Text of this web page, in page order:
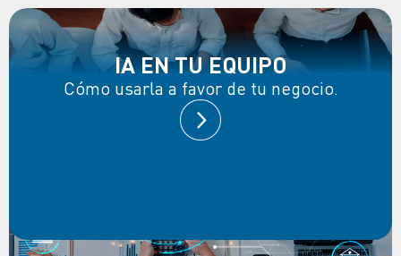
IA EN TU EQUIPO
Cómo usarla a favor de tu negocio.